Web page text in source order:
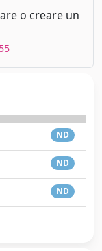
o creare un
ND
ND
ND